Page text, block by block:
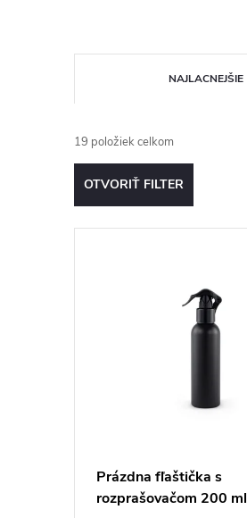
a
d
e
NAJLACNEJŠIE
19 položiek celkom
OTVORIŤ FILTER
Prázdna fľaštička s
rozprašovačom 200 ml